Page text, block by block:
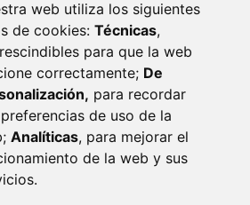
web utiliza los siguientes
de cookies: Técnicas,
para que la web
correctamente; De
para recordar
de uso de la
Analíticas, para mejorar el
de la web y sus
MONZÓN - ARAGÓN (ESPAÑA)
974 400 700 ·
monzon.es